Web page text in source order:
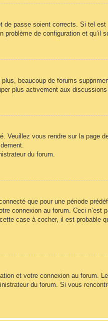
passe soient corrects. Si tel
de configuration et qu’il
beaucoup de forums
plus activement aux discussions
vous rendre sur la page
du forum.
que pour une période
connexion au forum. Ceci
case à cocher, il est probable
et votre connexion au forum.
du forum. Si vous